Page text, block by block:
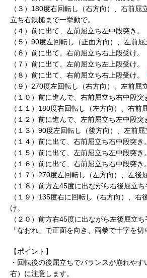
（３）180度右回転し（右方向）、右前屈
立ち右鉄槌まで一挙動で。
（４）前に出て、左前屈立ち左中段突き。
（５）90度左回転し（正面方向）、左前屈
（６）前に出て、右前屈立ち右上段受け。
（７）前に出て、左前屈立ち左上段受け。
（８）前に出て、右前屈立ち右上段受け。
（９）270度左回転し（右方向）、左前屈
（１０）前に進んで、右前屈立ち右中段突
（１１）180度右回転し（左方向）、右前
（１２）前に進んで、左前屈立ち左中段突
（１３）90度左回転し（後方向）、左前屈
（１４）前に出て、右前屈立ち右中段突き。
（１５）前に出て、左前屈立ち左中段突き。
（１６）前に出て、右前屈立ち右中段突き。
（１７）270度左回転し（左方向）、左後
（１８）前方左45度に出ながら右後屈立ち
（１９）135度右に回転し（右方向）、右
け。
（２０）前方右45度に出ながら左後屈立ち
「なおれ」で正面を向き、両拳で十字を切
【ポイント】
・回転後の後屈立ちでバランスが崩れや
右）に注意します。